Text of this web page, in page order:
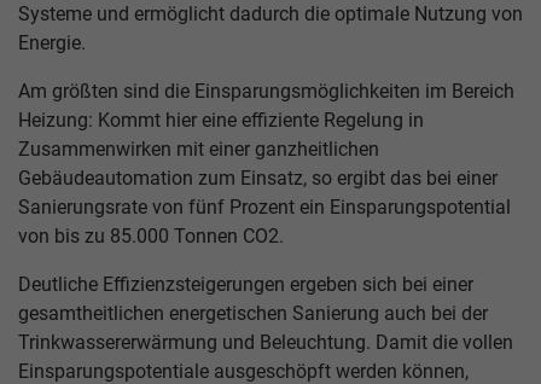
Systeme und ermöglicht dadurch die optimale Nutzung von
Energie.
Am größten sind die Einsparungsmöglichkeiten im Bereich
Heizung: Kommt hier eine effiziente Regelung in
Zusammenwirken mit einer ganzheitlichen
Gebäudeautomation zum Einsatz, so ergibt das bei einer
Sanierungsrate von fünf Prozent ein Einsparungspotential
von bis zu 85.000 Tonnen CO2.
Deutliche Effizienzsteigerungen ergeben sich bei einer
gesamtheitlichen energetischen Sanierung auch bei der
Trinkwassererwärmung und Beleuchtung. Damit die vollen
Einsparungspotentiale ausgeschöpft werden können,